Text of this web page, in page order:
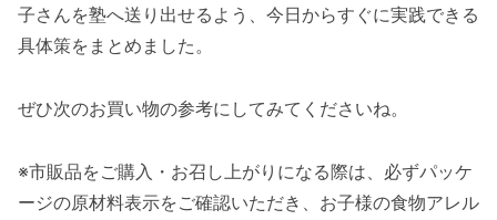
子さんを塾へ送り出せるよう、今日からすぐに実践できる
具体策をまとめました。
ぜひ次のお買い物の参考にしてみてくださいね。
※市販品をご購入・お召し上がりになる際は、必ずパッケ
ージの原材料表示をご確認いただき、お子様の食物アレル